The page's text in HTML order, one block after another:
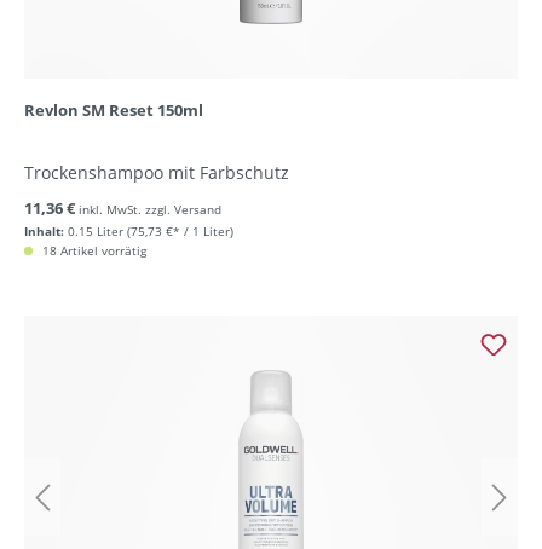
Revlon SM Reset 150ml
Trockenshampoo mit Farbschutz
Inhalt: 0.15 Liter (75,73 €* / 1 Liter)
11,36 € inkl. MwSt. zzgl. Versand
18 Artikel vorrätig